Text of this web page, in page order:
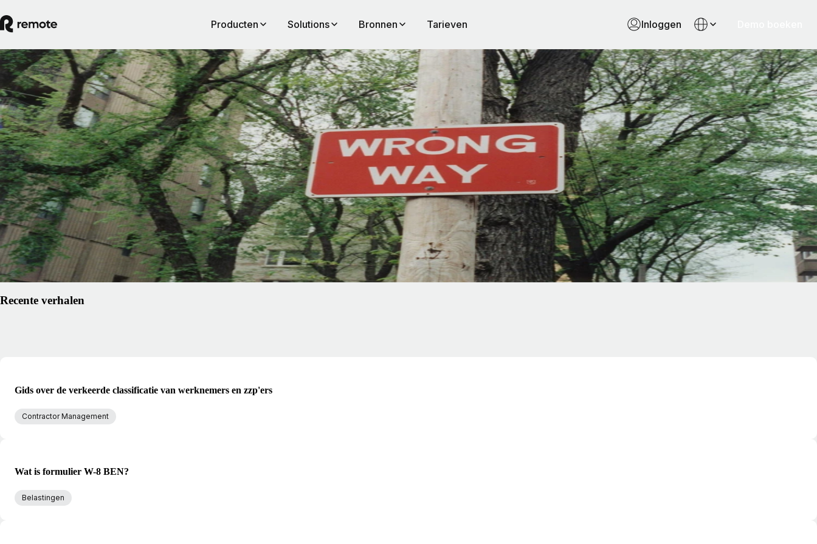
Producten Solutions Bronnen Tarieven Inloggen
Contractor Management
Gids over de verkeerde classificatie van
werknemers en zzp'ers
Om verkeerde classificatie van werknemers te vermijden, is het belangrijker
wát je doet dan of je het opzettelijk doet. Behandel je een teamlid als een
werknemer, dan zien toezichthouders die persoon uiteindelijk ook als een
werknemer, ook al was het nooit je bedoeling een dergelijke relatie tot stand
te brengen.
By Pedro Barros
Artikel lezen
Recente verhalen
Gids over de verkeerde classificatie van werknemers en zzp'ers
Contractor Management
Wat is formulier W-8 BEN?
Belastingen